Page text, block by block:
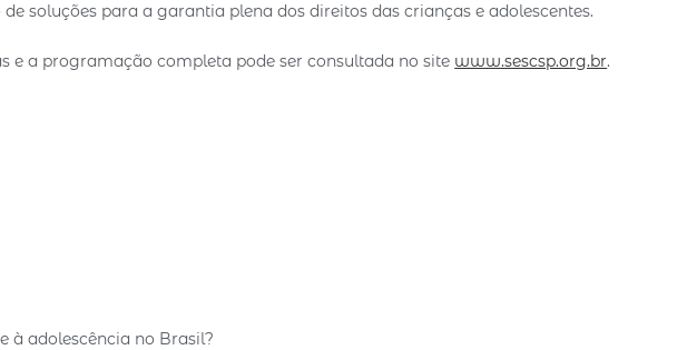
soluções para a garantia plena dos direitos das crianças e adolescentes.
e a programação completa pode ser consultada no site www.sescsp.org.br.
à adolescência no Brasil?